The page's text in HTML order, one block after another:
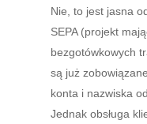
Nie, to jest jasna
SEPA (projekt
bezgotówkowych
są już
konta i nazwiska
Jednak obsługa